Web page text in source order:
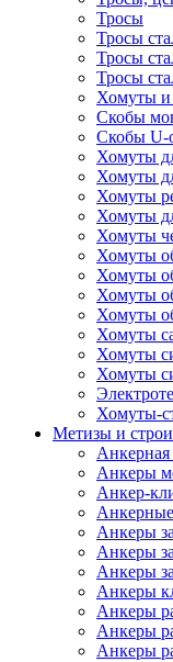
Тросы
Тросы
Тросы
Тросы
Хомуты и
Скобы
Скобы U-
Хомуты
Хомуты
Хомуты
Хомуты
Хомуты
Хомуты
Хомуты
Хомуты
Хомуты
Хомуты
Хомуты
Хомуты
Хомуты-
Метизы и
Анкерная
Анкеры
Анкер-
Анкеры
Анкеры
Анкеры
Анкеры
Анкеры
Анкеры
Анкеры